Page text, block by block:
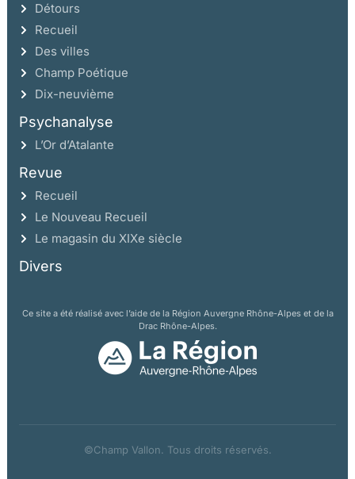
Détours
Recueil
Des villes
Champ Poétique
Dix-neuvième
Psychanalyse
L’Or d’Atalante
Revue
Recueil
Le Nouveau Recueil
Le magasin du XIXe siècle
Divers
Ce site a été réalisé avec l’aide de la Région Auvergne Rhône-Alpes et de la
Drac Rhône-Alpes.
©Champ Vallon. Tous droits réservés.